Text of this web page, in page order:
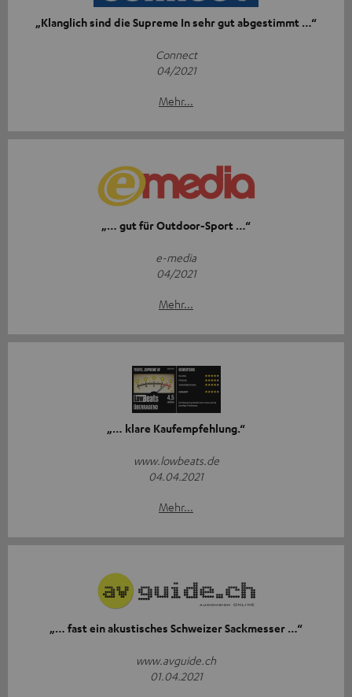
„Klanglich sind die Supreme In sehr gut abgestimmt …“
Connect
04/2021
Mehr...
„… gut für Outdoor-Sport …“
e-media
04/2021
Mehr...
„… klare Kaufempfehlung.“
www.lowbeats.de
04.04.2021
Mehr...
„… fast ein akustisches Schweizer Sackmesser …“
www.avguide.ch
01.04.2021